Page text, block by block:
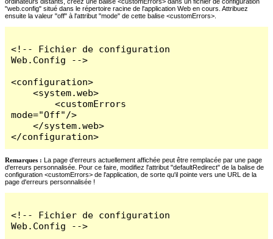
"web.config" situé dans le répertoire racine de l'application Web en cours. Attribuez
ensuite la valeur "off" à l'attribut "mode" de cette balise <customErrors>.
<!-- Fichier de configuration
Web.Config -->
<configuration>
    <system.web>
        <customErrors
mode="Off"/>
    </system.web>
</configuration>
Remarques : La page d'erreurs actuellement affichée peut être remplacée par une page
d'erreurs personnalisée. Pour ce faire, modifiez l'attribut "defaultRedirect" de la balise de
configuration <customErrors> de l'application, de sorte qu'il pointe vers une URL de la
page d'erreurs personnalisée !
<!-- Fichier de configuration
Web.Config -->